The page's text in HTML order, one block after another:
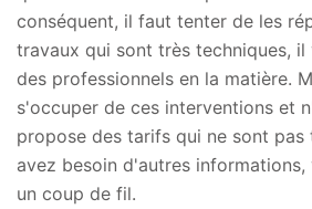
conséquent, il faut tenter de les
travaux qui sont très techniques,
des professionnels en la matière.
s'occuper de ces interventions et
propose des tarifs qui ne sont pas
avez besoin d'autres informations,
un coup de fil.